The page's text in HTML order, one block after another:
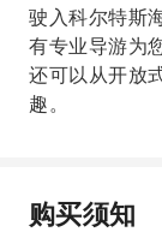
驶入科尔特斯
有专业导游为
还可以从开放
趣。
购买须知